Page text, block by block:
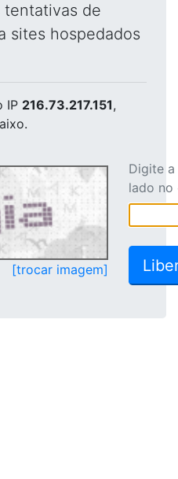
tentativas de
sites hospedados
IP 216.73.217.151,
[trocar imagem]
Digite
lado no